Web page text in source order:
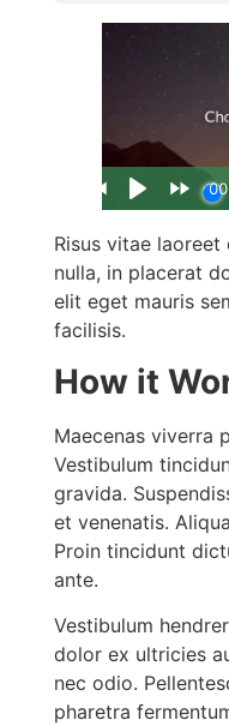
Risus vitae
nulla, in placerat
elit eget mauris
facilisis.
How it
Maecenas viverra
Vestibulum
gravida.
et venenatis.
Proin tincidunt
ante.
Vestibulum
dolor ex ultricies
nec odio.
pharetra